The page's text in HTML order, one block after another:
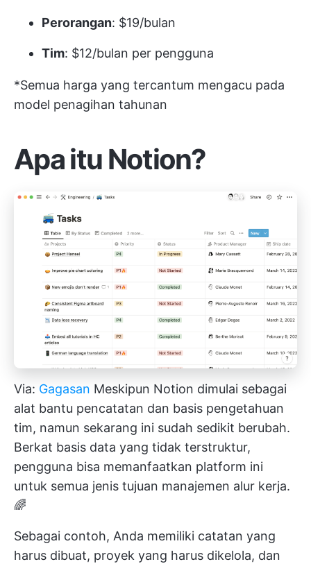
Perorangan: $19/bulan
Tim: $12/bulan per pengguna
*Semua harga yang tercantum mengacu pada
model penagihan tahunan
Apa itu Notion?
Via: Gagasan Meskipun Notion dimulai sebagai
alat bantu pencatatan dan basis pengetahuan
tim, namun sekarang ini sudah sedikit berubah.
Berkat basis data yang tidak terstruktur,
pengguna bisa memanfaatkan platform ini
untuk semua jenis tujuan manajemen alur kerja.
🌈
Sebagai contoh, Anda memiliki catatan yang
harus dibuat, proyek yang harus dikelola, dan